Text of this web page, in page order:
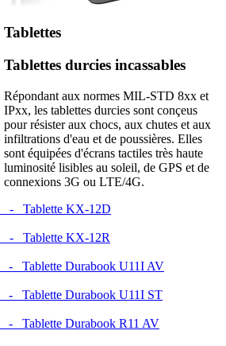
Tablettes
Tablettes durcies incassables
Répondant aux normes MIL-STD 8xx et
IPxx, les tablettes durcies sont conçeus
pour résister aux chocs, aux chutes et aux
infiltrations d'eau et de poussières. Elles
sont équipées d'écrans tactiles très haute
luminosité lisibles au soleil, de GPS et de
connexions 3G ou LTE/4G.
- Tablette KX-12D
- Tablette KX-12R
- Tablette Durabook U11I AV
- Tablette Durabook U11I ST
- Tablette Durabook R11 AV